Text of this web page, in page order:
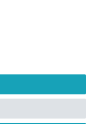
Impressum